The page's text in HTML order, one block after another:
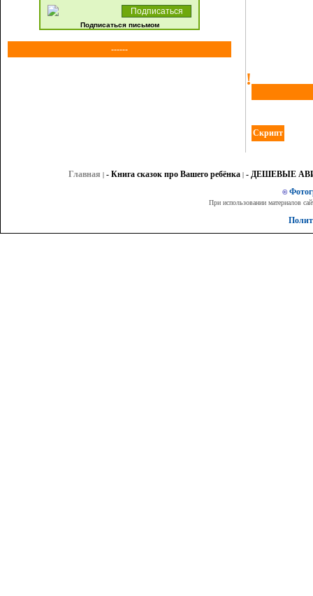
Подписаться письмом
------
!
Скрипт
Главная | - Книга сказок про Вашего ребёнка | - ДЕШЕВЫЕ
©
При использовании материалов